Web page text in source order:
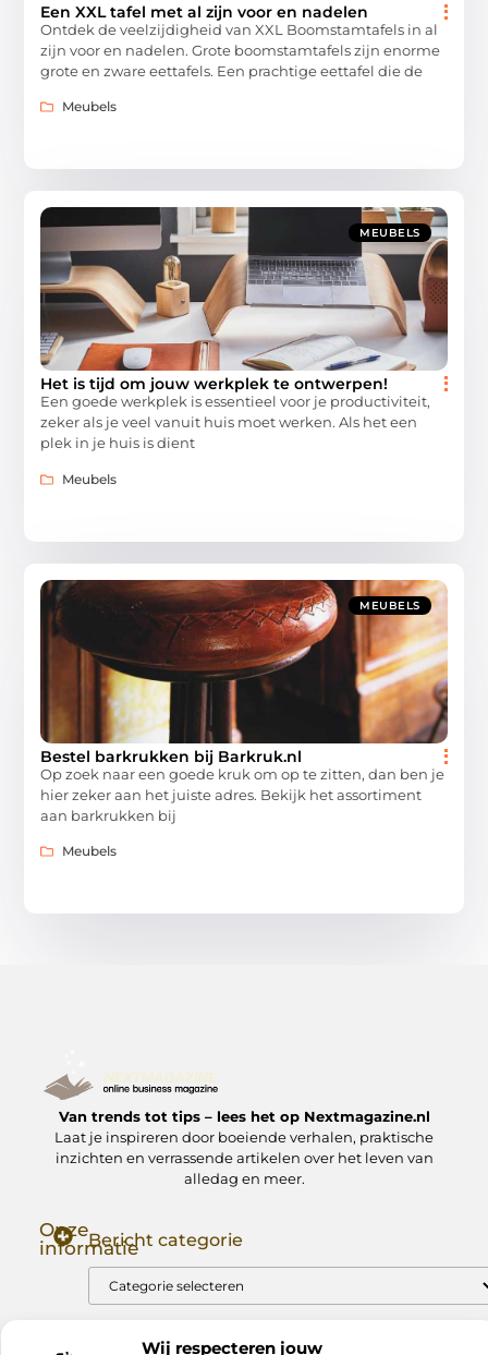
Wij respecteren jouw
Een XXL tafel met al zijn voor en nadelen
Ontdek de veelzijdigheid van XXL Boomstamtafels in al
zijn voor en nadelen. Grote boomstamtafels zijn enorme
grote en zware eettafels. Een prachtige eettafel die de
Meubels
MEUBELS
Het is tijd om jouw werkplek te ontwerpen!
Een goede werkplek is essentieel voor je productiviteit,
zeker als je veel vanuit huis moet werken. Als het een
plek in je huis is dient
Meubels
MEUBELS
Bestel barkrukken bij Barkruk.nl
Op zoek naar een goede kruk om op te zitten, dan ben je
hier zeker aan het juiste adres. Bekijk het assortiment
aan barkrukken bij
Meubels
Van trends tot tips – lees het op Nextmagazine.nl
Laat je inspireren door boeiende verhalen, praktische
inzichten en verrassende artikelen over het leven van
alledag en meer.
Onze
informatieBericht categorie